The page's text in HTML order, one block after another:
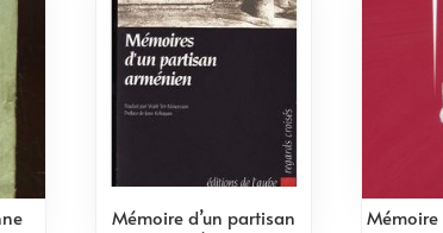
Mémoire d’un partisan